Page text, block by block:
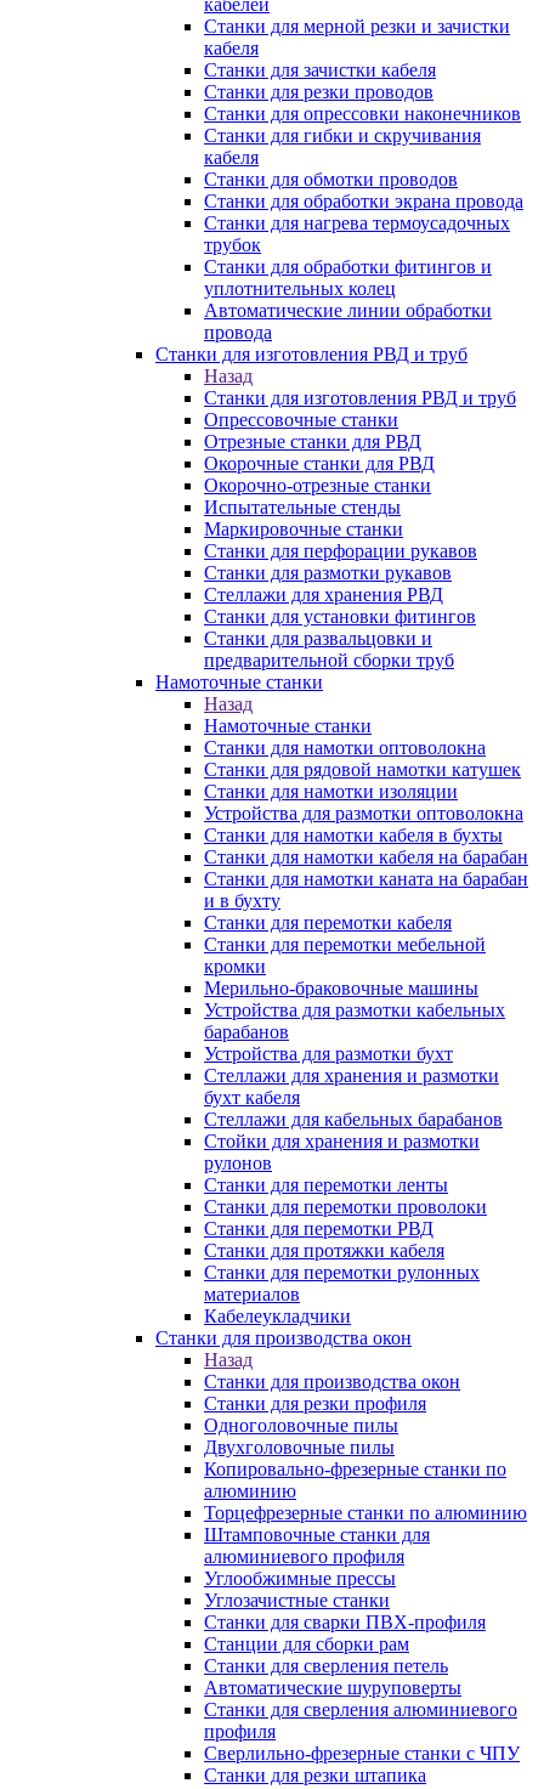
кабелей
Станки для мерной резки и зачистки
кабеля
Станки для зачистки кабеля
Станки для резки проводов
Станки для опрессовки наконечников
Станки для гибки и скручивания
кабеля
Станки для обмотки проводов
Станки для обработки экрана провода
Станки для нагрева термоусадочных
трубок
Станки для обработки фитингов и
уплотнительных колец
Автоматические линии обработки
провода
Станки для изготовления РВД и труб
Назад
Станки для изготовления РВД и труб
Опрессовочные станки
Отрезные станки для РВД
Окорочные станки для РВД
Окорочно-отрезные станки
Испытательные стенды
Маркировочные станки
Станки для перфорации рукавов
Станки для размотки рукавов
Стеллажи для хранения РВД
Станки для установки фитингов
Станки для развальцовки и
предварительной сборки труб
Намоточные станки
Назад
Намоточные станки
Станки для намотки оптоволокна
Станки для рядовой намотки катушек
Станки для намотки изоляции
Устройства для размотки оптоволокна
Станки для намотки кабеля в бухты
Станки для намотки кабеля на барабан
Станки для намотки каната на барабан
и в бухту
Станки для перемотки кабеля
Станки для перемотки мебельной
кромки
Мерильно-браковочные машины
Устройства для размотки кабельных
барабанов
Устройства для размотки бухт
Стеллажи для хранения и размотки
бухт кабеля
Стеллажи для кабельных барабанов
Стойки для хранения и размотки
рулонов
Станки для перемотки ленты
Станки для перемотки проволоки
Станки для перемотки РВД
Станки для протяжки кабеля
Станки для перемотки рулонных
материалов
Кабелеукладчики
Станки для производства окон
Назад
Станки для производства окон
Станки для резки профиля
Одноголовочные пилы
Двухголовочные пилы
Копировально-фрезерные станки по
алюминию
Торцефрезерные станки по алюминию
Штамповочные станки для
алюминиевого профиля
Углообжимные прессы
Углозачистные станки
Станки для сварки ПВХ-профиля
Станции для сборки рам
Станки для сверления петель
Автоматические шуруповерты
Станки для сверления алюминиевого
профиля
Сверлильно-фрезерные станки с ЧПУ
Станки для резки штапика